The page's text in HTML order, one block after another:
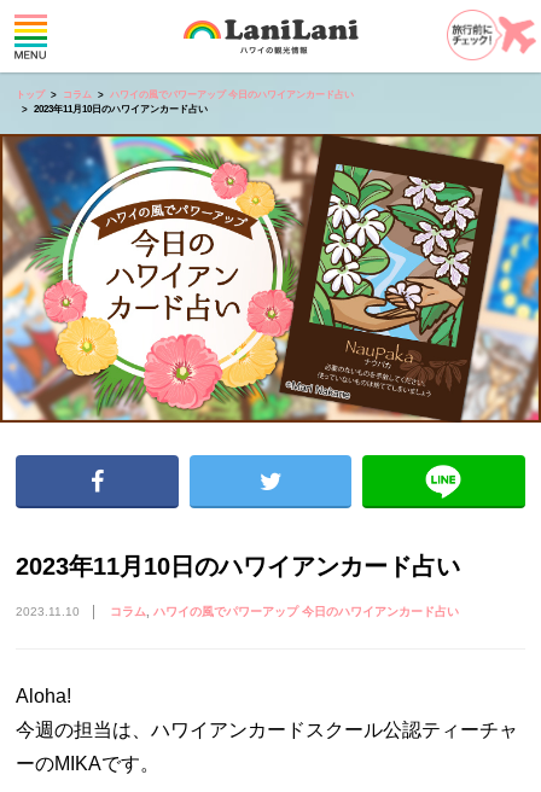
トップ コラム
ハワイの風でパワーアップ 今日のハワイアンカード占い
2023年11月10日のハワイアンカード占い
2023年11月10日のハワイアンカード占い
2023.11.10 コラム ハワイの風でパワーアップ 今日のハワイアンカード占い
Aloha!
今週の担当は、ハワイアンカードスクール公認ティーチャ
ーのMIKAです。